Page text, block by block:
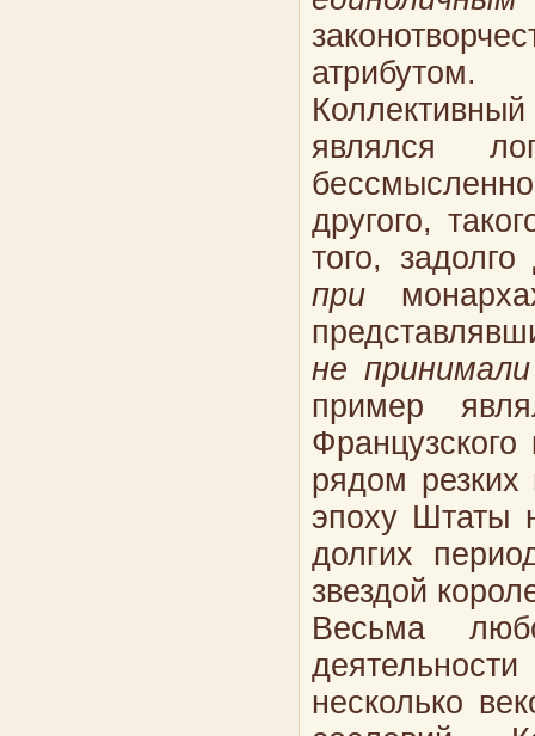
атрибутом.
являлся
другого,
того,
при
не принимали
пример
рядом
эпоху Штаты
долгих
звездой
Весьма
несколько